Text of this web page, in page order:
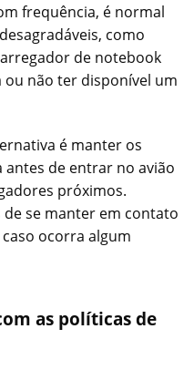
frequência, é normal
como
de notebook
ou não ter disponível um
é manter os
de entrar no avião
próximos.
de se manter em contato
ocorra algum
as políticas de